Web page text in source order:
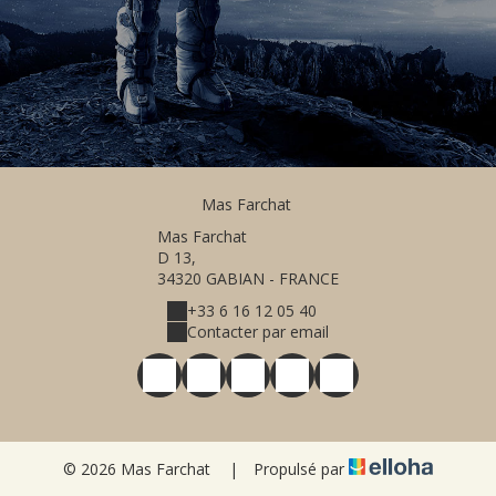
Mas Farchat
Mas Farchat
D 13,
34320 GABIAN - FRANCE
+33 6 16 12 05 40
Contacter par email
© 2026 Mas Farchat | Propulsé par